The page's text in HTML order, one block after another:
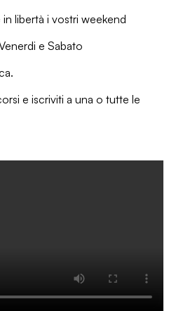
libertà i vostri weekend
e Sabato
e iscriviti a una o tutte le